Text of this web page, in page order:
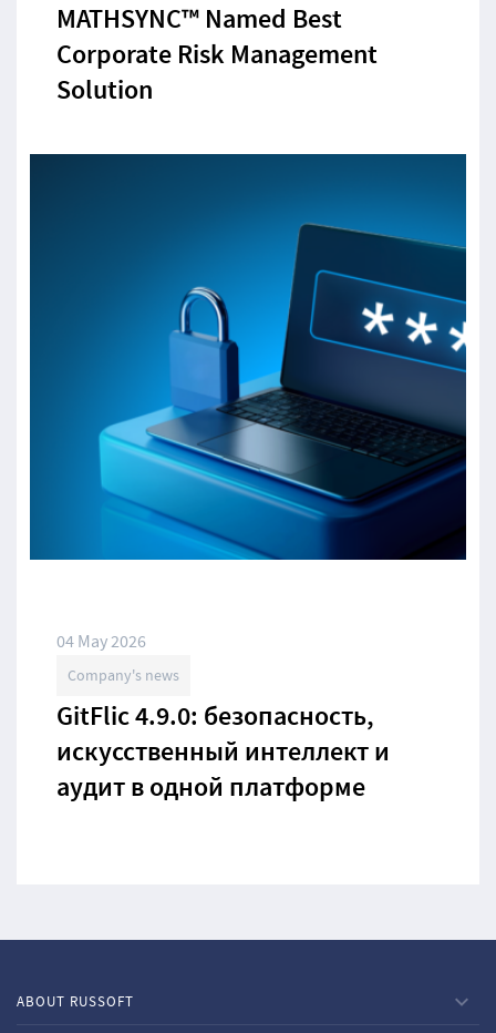
MATHSYNC™ Named Best
Corporate Risk Management
Solution
04 May 2026
Company's news
GitFlic 4.9.0: безопасность,
искусственный интеллект и
аудит в одной платформе
ABOUT RUSSOFT